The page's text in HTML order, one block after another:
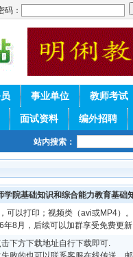
码：
事业单位 教师考试
面试资料 编外招聘
站内搜索：
学院基础知识和综合能力教育基础
可以打印；视频类（avi或MP4）。
年8月，后续可以加群享受免费更
下方下载地址自行下载即可.